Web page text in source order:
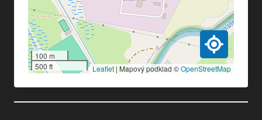
100 m
500 ft
Leaflet | Mapový podklad ©OpenStreetMap